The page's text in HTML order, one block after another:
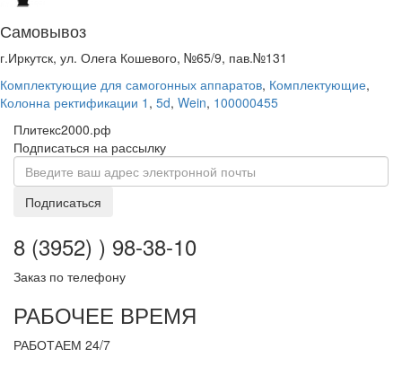
Самовывоз
г.Иркутск, ул. Олега Кошевого, №65/9, пав.№131
Комплектующие для самогонных аппаратов, Комплектующие,
Колонна ректификации 1 , 5d, Wein, 100000455
Плитекс2000.рф
Подписаться на рассылку
Подписаться
8 (3952) ) 98-38-10
Заказ по телефону
РАБОЧЕЕ ВРЕМЯ
РАБОТАЕМ 24/7